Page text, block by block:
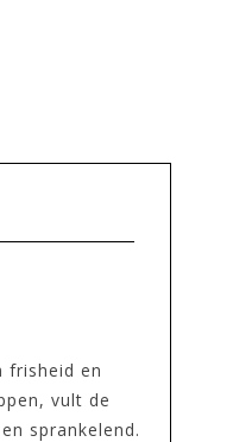
frisheid en
vult de
sprankelend.